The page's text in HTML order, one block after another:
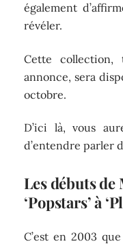
également
révéler.
Cette collection,
annonce, sera
octobre.
D’ici là, vous
d’entendre parler
Les débuts de
‘Popstars’ à
C’est en 2003